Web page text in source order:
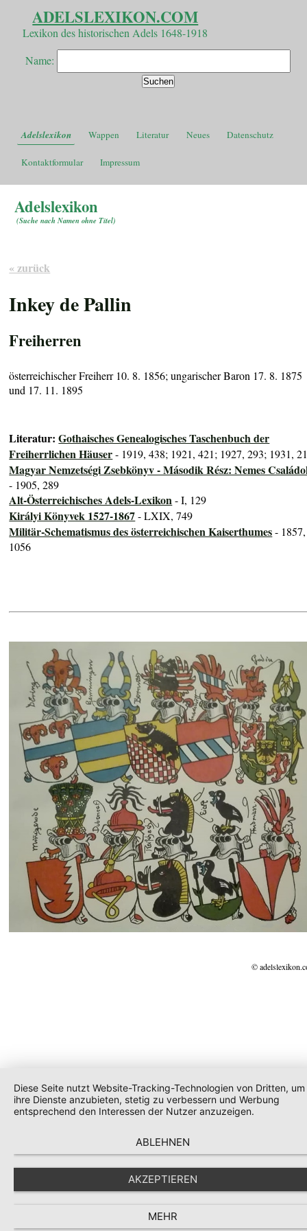
ADELSLEXIKON.COM
Lexikon des historischen Adels 1648-1918
Name:
Adelslexikon Wappen Literatur Neues Datenschutz
Kontaktformular Impressum
Adelslexikon
(Suche nach Namen ohne Titel)
« zurück
Inkey de Pallin
Freiherren
österreichischer Freiherr 10. 8. 1856; ungarischer Baron 17. 8. 1875
und 17. 11. 1895
Literatur:Gothaisches Genealogisches Taschenbuch der
Freiherrlichen Häuser- 1919, 438; 1921, 421; 1927, 293; 1931,
Magyar Nemzetségi Zsebkönyv - Második Rész: Nemes
- 1905, 289
Alt-Österreichisches Adels-Lexikon- I, 129
Királyi Könyvek 1527-1867- LXIX, 749
Militär-Schematismus des österreichischen Kaiserthumes- 1857,
1056
©
Diese Seite nutzt Website-Tracking-Technologien von Dritten, um
ihre Dienste anzubieten, stetig zu verbessern und Werbung
entsprechend den Interessen der Nutzer anzuzeigen.
ABLEHNEN
AKZEPTIEREN
MEHR